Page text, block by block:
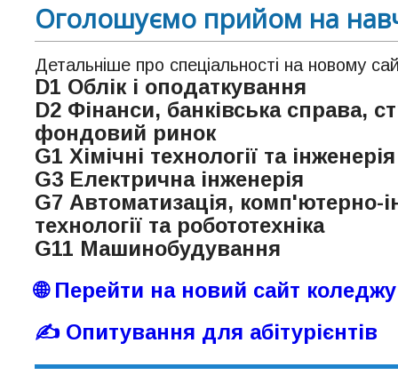
Оголошуємо прийом на
Детальніше про спеціальності на новому
D1 Облік і оподаткування
D2 Фінанси, банківська справа,
фондовий ринок
G1 Хімічні технології та інженерія
G3 Електрична інженерія
G7 Автоматизація, комп'ютерно-
технології та робототехніка
G11 Машинобудування
🌐 Перейти на новий сайт коледжу
✍️ Опитування для абітурієнтів